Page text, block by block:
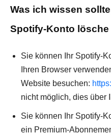
Was ich wissen
Spotify-Konto lösche
Sie können Ihr Spotify-
Ihren Browser
Website besuchen: https:
nicht möglich, dies über
Sie können Ihr Spotify-
ein Premium-